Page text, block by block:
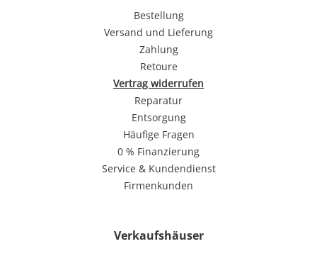
Bestellung
Versand und Lieferung
Zahlung
Retoure
Vertrag widerrufen
Reparatur
Entsorgung
Häufige Fragen
0 % Finanzierung
Service & Kundendienst
Firmenkunden
Verkaufshäuser